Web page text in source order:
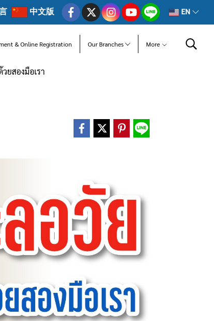
中文版 EN
& Online Registration Our Branches More
ยสองมือเรา